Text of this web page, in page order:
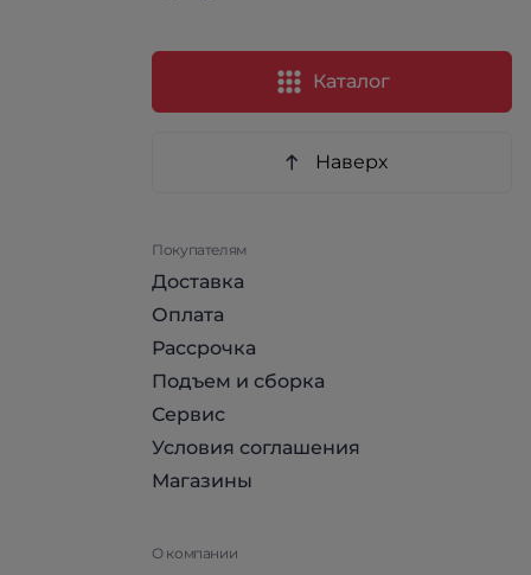
Каталог
Наверх
Покупателям
Доставка
Оплата
Рассрочка
Подъем и сборка
Сервис
Условия соглашения
Магазины
О компании